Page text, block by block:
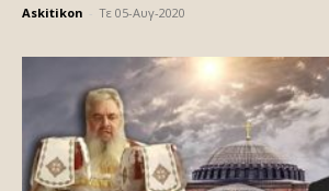
Askitikon Τε 05-Αυγ-2020